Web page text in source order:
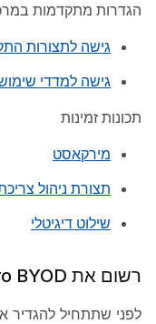
הגדרות מתקדמות
גישה לתצורות
גישה למדדי
תכונות זמינות
מירקאסט
תצורת ניהול
שילוט דיגיטלי
רשום את Room Bar Pro BYOD ל- Webex
לפני שתתחיל להגדיר